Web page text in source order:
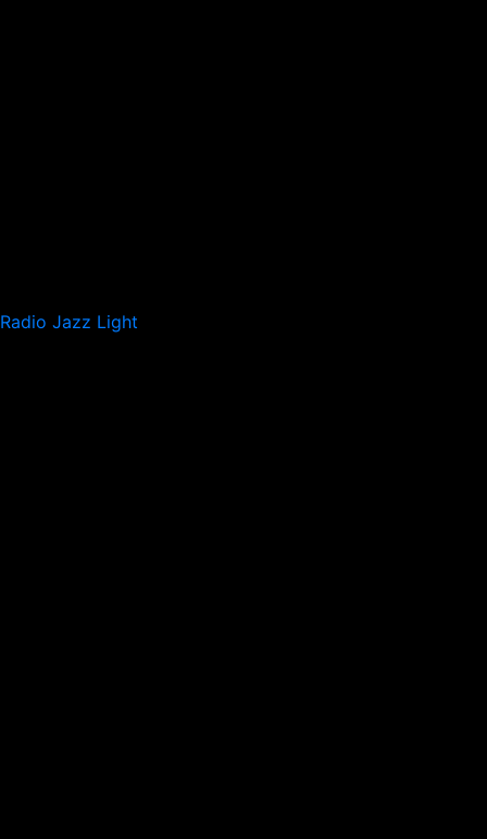
Radio Jazz Light